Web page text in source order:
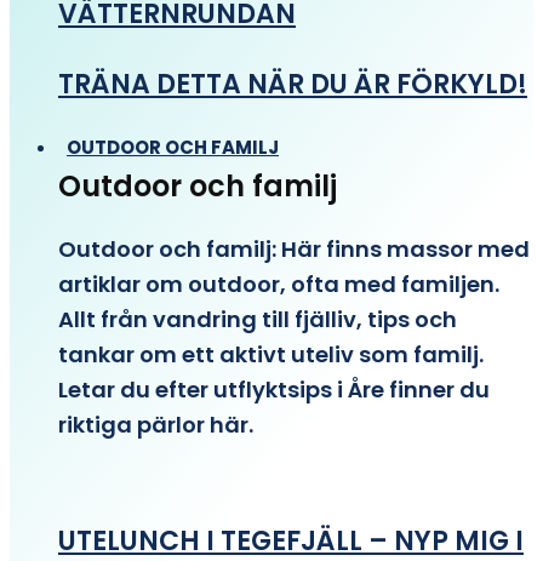
VÄTTERNRUNDAN
TRÄNA DETTA NÄR DU ÄR FÖRKYLD!
OUTDOOR OCH FAMILJ
Outdoor och familj
Outdoor och familj: Här finns massor med
artiklar om outdoor, ofta med familjen.
Allt från vandring till fjälliv, tips och
tankar om ett aktivt uteliv som familj.
Letar du efter utflyktsips i Åre finner du
riktiga pärlor här.
UTELUNCH I TEGEFJÄLL – NYP MIG I